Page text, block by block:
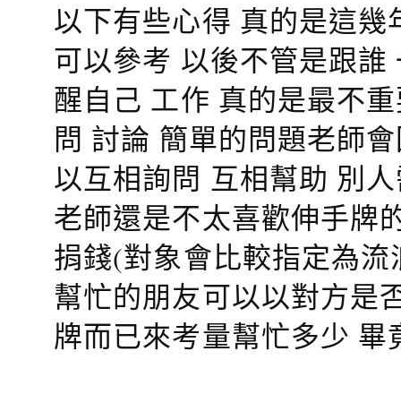
以下有些心得 真的是這
可以參考 以後不管是跟
醒自己 工作 真的是最不
問 討論 簡單的問題老師
以互相詢問 互相幫助 別
老師還是不太喜歡伸手牌
捐錢(對象會比較指定為
幫忙的朋友可以以對方是
牌而已來考量幫忙多少